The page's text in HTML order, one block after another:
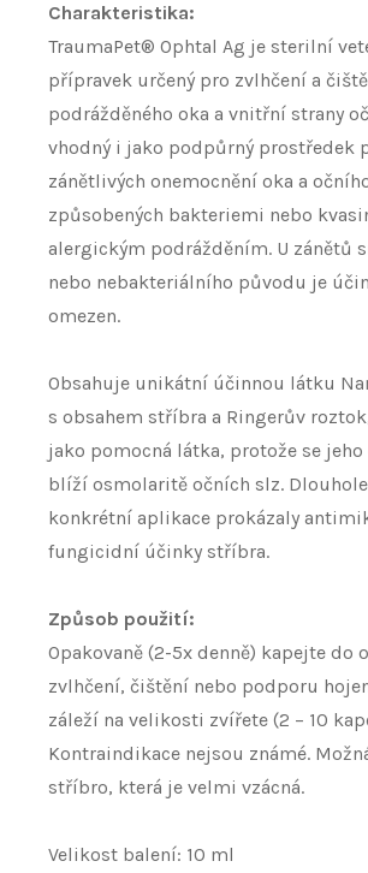
Charakteristika:
TraumaPet® Ophtal Ag je sterilní
přípravek určený pro zvlhčení a
podrážděného oka a vnitřní strany
vhodný i jako podpůrný prostředek
zánětlivých onemocnění oka a
způsobených bakteriemi nebo
alergickým podrážděním. U zánětů
nebo nebakteriálního původu je
omezen.
Obsahuje unikátní účinnou látku
s obsahem stříbra a Ringerův
jako pomocná látka, protože se
blíží osmolaritě očních slz.
konkrétní aplikace prokázaly
fungicidní účinky stříbra.
Způsob použití:
Opakovaně (2-5x denně) kapejte do
zvlhčení, čištění nebo podporu
záleží na velikosti zvířete (2 – 10
Kontraindikace nejsou známé.
stříbro, která je velmi vzácná.
Velikost balení: 10 ml